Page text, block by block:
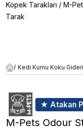
Köpek Tarakları / M-
Tarak
/ Kedi Kumu Koku
★ Atakan
M-Pets Odour